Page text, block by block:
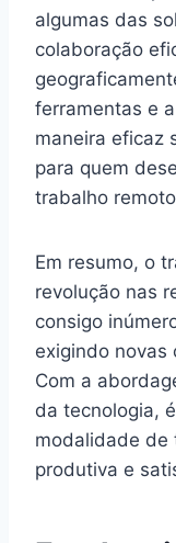
algumas das
colaboração
ferramentas e
maneira eficaz
para quem
trabalho
Em resumo, o
revolução nas
consigo
exigindo novas
Com a
da tecnologia,
modalidade de
produtiva e